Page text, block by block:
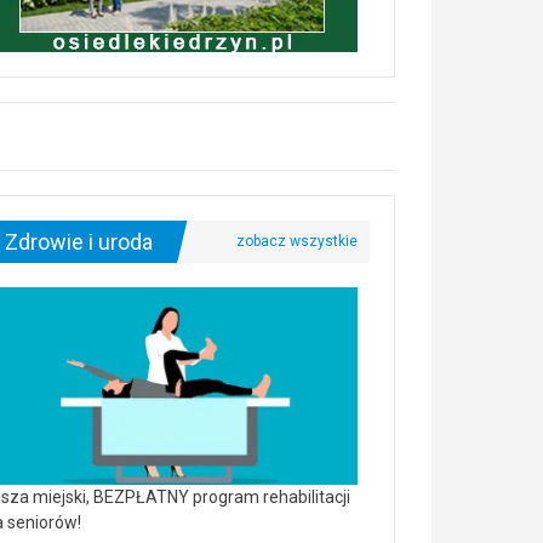
Zdrowie i uroda
miejski, BEZPŁATNY program rehabilitacji
seniorów!